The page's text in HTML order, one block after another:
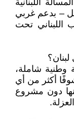
اللبنانية
– بدعم غربي
اللبناني تحت
وطنية شاملة،
أكثر من أي
دون مشروع